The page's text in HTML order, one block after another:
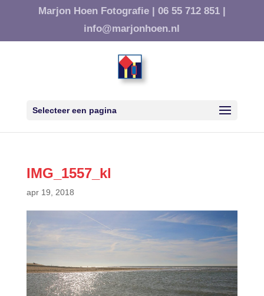
Marjon Hoen Fotografie | 06 55 712 851 |
info@marjonhoen.nl
Selecteer een pagina
IMG_1557_kl
apr 19, 2018